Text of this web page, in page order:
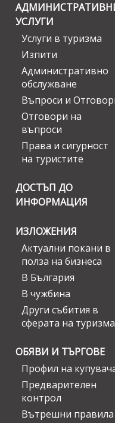
УСЛУГИ
Услуги в туризма
Изпити
Административно
обслужване
Въпроси и
Отговори на
въпроси
Права и сигурност
на туристите
ДОСТЪП ДО
ИНФОРМАЦИЯ
ИЗЛОЖЕНИЯ
Актуални покани в
полза на бизнеса
В България
В чужбина
Други събития в
сферата на туризма
ОБЯВИ И ТЪРГОВЕ
Профил на
Предварителен
контрол
Вътрешни правила